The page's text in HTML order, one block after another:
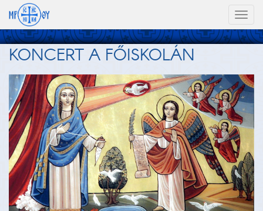
KONCERT A FŐISKOLÁN